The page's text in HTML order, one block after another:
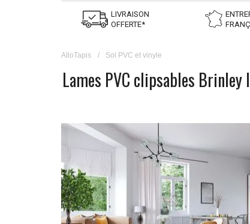
LIVRAISON
OFFERTE*
AlloTapis / Sol PVC et vinyle
Lames PVC clipsables Brinley I